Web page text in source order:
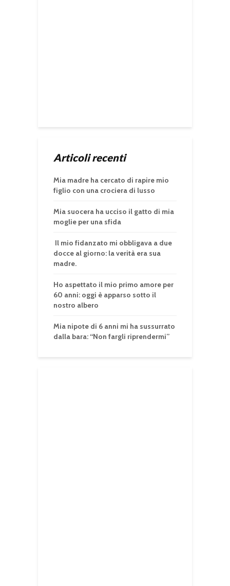
Articoli recenti
Mia madre ha cercato di rapire mio
figlio con una crociera di lusso
Mia suocera ha ucciso il gatto di mia
moglie per una sfida
Il mio fidanzato mi obbligava a due
docce al giorno: la verità era sua
madre.
Ho aspettato il mio primo amore per
60 anni: oggi è apparso sotto il
nostro albero
Mia nipote di 6 anni mi ha sussurrato
dalla bara: “Non fargli riprendermi”